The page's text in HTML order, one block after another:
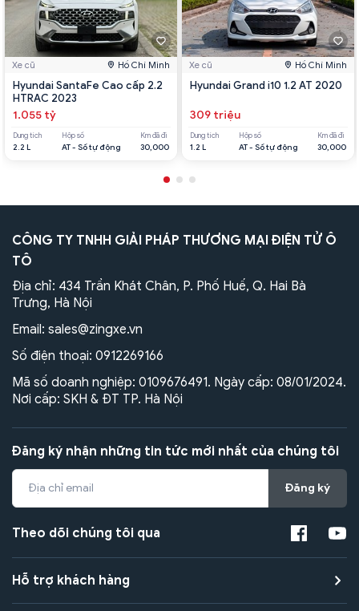
Xe cũ Hồ Chí Minh
Hyundai SantaFe Cao cấp 2.2
HTRAC 2023
1.055 tỷ
Dung tích
2.2 L
Hộp số
AT - Số tự động
Km đã đi
30,000
Xe cũ Hồ Chí Minh
Hyundai Grand i10 1.2 AT 2020
309 triệu
Dung tích
1.2 L
Hộp số
AT - Số tự động
Km đã đi
30,000
CÔNG TY TNHH GIẢI PHÁP THƯƠNG MẠI ĐIỆN TỬ Ô
TÔ
Địa chỉ: 434 Trần Khát Chân, P. Phố Huế, Q. Hai Bà
Trưng, Hà Nội
Email: sales@zingxe.vn
Số điện thoại: 0912269166
Mã số doanh nghiệp: 0109676491. Ngày cấp: 08/01/2024.
Nơi cấp: SKH & ĐT TP. Hà Nội
Đăng ký nhận những tin tức mới nhất của chúng tôi
Đăng ký
Theo dõi chúng tôi qua
Hỗ trợ khách hàng